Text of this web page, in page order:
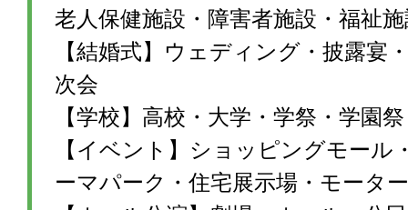
老人保健施設・障害者施設・福祉
【結婚式】ウェディング・披露宴
次会
【学校】高校・大学・学祭・学園
【イベント】ショッピングモール
ーマパーク・住宅展示場・モータ